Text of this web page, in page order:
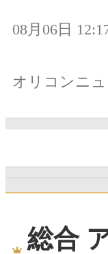
08月06日
オリコンニュ
総合